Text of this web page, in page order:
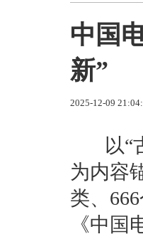
中国
新”
2025-12-09
以“古
为内容
类、
《中